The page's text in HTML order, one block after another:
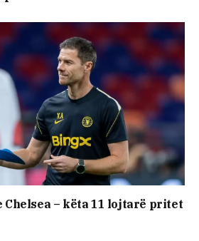
Chelsea – këta 11 lojtarë pritet